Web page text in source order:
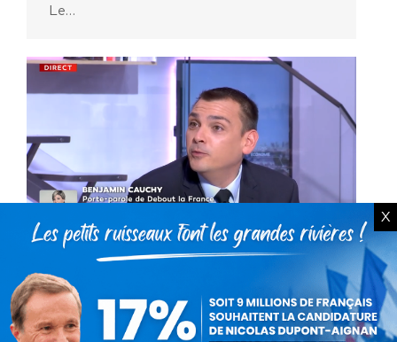
Le…
Benjamin Cauchy invité sur LCI
(4 novembre 2019)
Vidéo
Benjamin Cauchy
X